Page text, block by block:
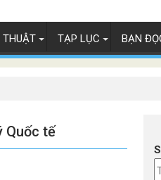
THUẬT TẠP LỤC BẠN
Quốc tế